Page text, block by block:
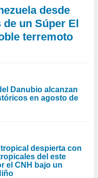
desde
un Súper El
terremoto
Danubio alcanzan
en agosto de
despierta con
del este
el CNH bajo un